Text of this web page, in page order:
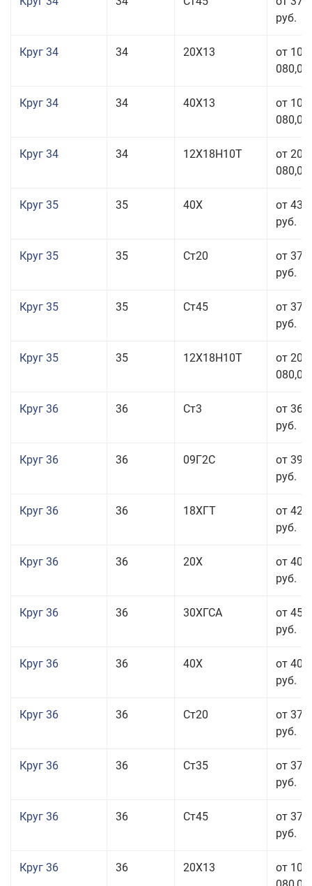
руб.
Круг 34 34 20Х13
от 101
080,00
Круг 34 34 40Х13
от 101
080,00
Круг 34 34 12Х18Н10Т
от 208
080,00
Круг 35 35 40Х
от 43
руб.
Круг 35 35 Ст20
от 37
руб.
Круг 35 35 Ст45
от 37
руб.
Круг 35 35 12Х18Н10Т
от 208
080,00
Круг 36 36 Ст3
от 36
руб.
Круг 36 36 09Г2С
от 39
руб.
Круг 36 36 18ХГТ
от 42
руб.
Круг 36 36 20Х
от 40
руб.
Круг 36 36 30ХГСА
от 45
руб.
Круг 36 36 40Х
от 40
руб.
Круг 36 36 Ст20
от 37
руб.
Круг 36 36 Ст35
от 37
руб.
Круг 36 36 Ст45
от 37
руб.
Круг 36 36 20Х13
от 101